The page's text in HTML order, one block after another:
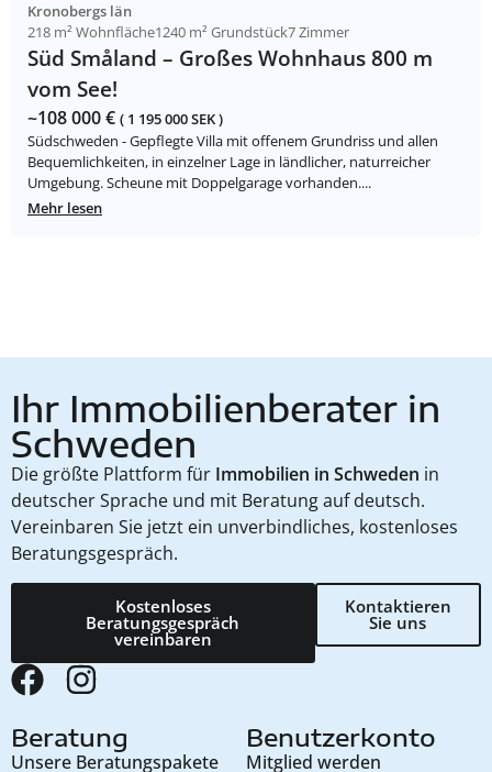
Kronobergs län
218 m² Wohnfläche1240 m² Grundstück7 Zimmer
Süd Småland – Großes Wohnhaus 800 m
vom See!
~108 000 € ( 1 195 000 SEK )
Südschweden - Gepflegte Villa mit offenem Grundriss und allen
Bequemlichkeiten, in einzelner Lage in ländlicher, naturreicher
Umgebung. Scheune mit Doppelgarage vorhanden....
Mehr lesen
Ihr Immobilienberater in
Schweden
Die größte Plattform für Immobilien in Schweden in
deutscher Sprache und mit Beratung auf deutsch.
Vereinbaren Sie jetzt ein unverbindliches, kostenloses
Beratungsgespräch.
Kostenloses
Beratungsgespräch
vereinbaren
Kontaktieren
Sie uns
Beratung
Unsere Beratungspakete
Benutzerkonto
Mitglied werden